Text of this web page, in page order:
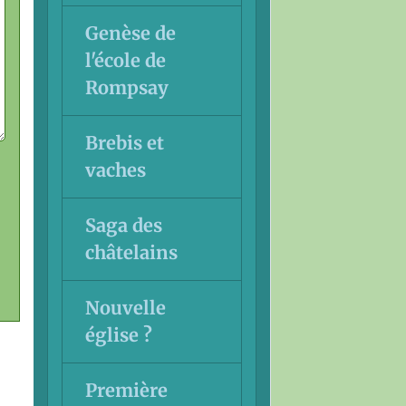
Genèse de
l'école de
Rompsay
Brebis et
vaches
Saga des
châtelains
Nouvelle
église ?
Première